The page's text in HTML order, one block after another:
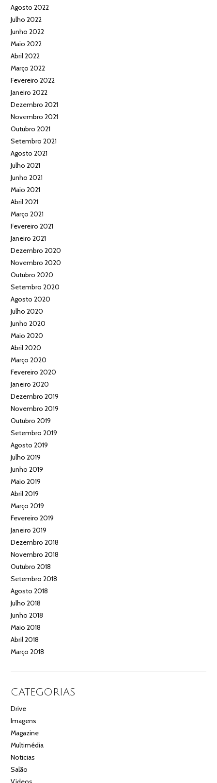
Agosto 2022
Julho 2022
Junho 2022
Maio 2022
Abril 2022
Março 2022
Fevereiro 2022
Janeiro 2022
Dezembro 2021
Novembro 2021
Outubro 2021
Setembro 2021
Agosto 2021
Julho 2021
Junho 2021
Maio 2021
Abril 2021
Março 2021
Fevereiro 2021
Janeiro 2021
Dezembro 2020
Novembro 2020
Outubro 2020
Setembro 2020
Agosto 2020
Julho 2020
Junho 2020
Maio 2020
Abril 2020
Março 2020
Fevereiro 2020
Janeiro 2020
Dezembro 2019
Novembro 2019
Outubro 2019
Setembro 2019
Agosto 2019
Julho 2019
Junho 2019
Maio 2019
Abril 2019
Março 2019
Fevereiro 2019
Janeiro 2019
Dezembro 2018
Novembro 2018
Outubro 2018
Setembro 2018
Agosto 2018
Julho 2018
Junho 2018
Maio 2018
Abril 2018
Março 2018
CATEGORIAS
Drive
Imagens
Magazine
Multimédia
Noticias
Salão